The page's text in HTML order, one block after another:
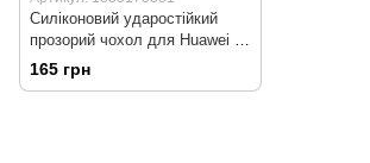
Силіконовий ударостійкий
прозорий чохол для Huawei P
Smart Plus GETMAN (бампер)
165 грн